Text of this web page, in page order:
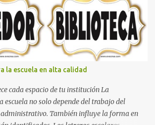
de fiestas infantiles Cosas bonitas
con gomas de coche
la escuela en alta calidad
cada espacio de tu institución La
escuela no solo depende del trabajo del
También influye la forma en